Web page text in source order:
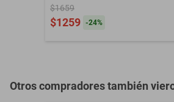
pequeñas del cuerpo. Lo puede utilizar un
fisioterapeuta, un terapeuta ocupacional,
$1659
$1259 -24%
Otros compradores también